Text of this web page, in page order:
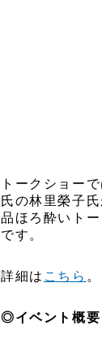
トークショー
氏の林里榮子
品ほろ酔いト
です。
詳細は こちら 。
◎イベント概要